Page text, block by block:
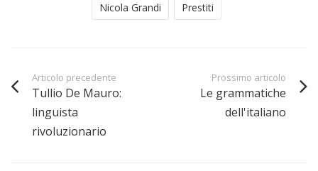
Nicola Grandi Prestiti
Articolo precedente
Tullio De Mauro:
linguista
rivoluzionario
Prossimo articolo
Le grammatiche
dell'italiano